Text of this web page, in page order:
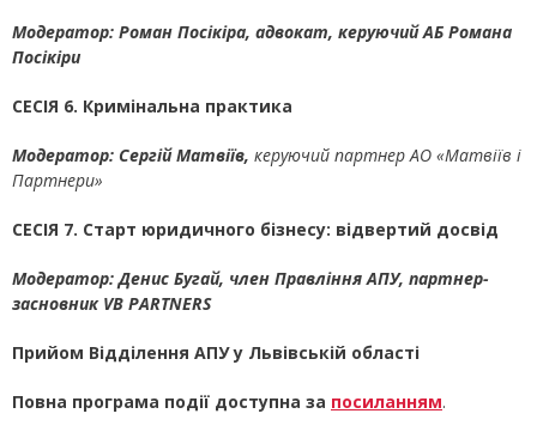
Модератор: Роман Посікіра, адвокат, керуючий АБ Романа
Посікіри
СЕСІЯ 6. Кримінальна практика
Модератор: Сергій Матвіїв, керуючий партнер АО «Матвіїв і
Партнери»
СЕСІЯ 7. Старт юридичного бізнесу: відвертий досвід
Модератор: Денис Бугай, член Правління АПУ, партнер-
засновник VB PARTNERS
Прийом Відділення АПУ у Львівській області
Повна програма події доступна за посиланням.